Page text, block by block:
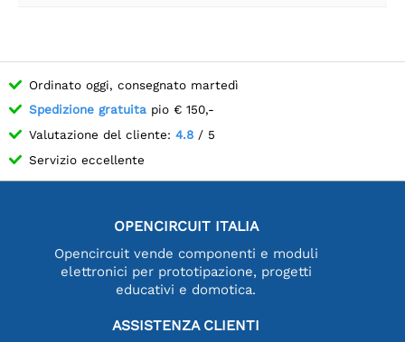
Ordinato oggi, consegnato martedì
Spedizione gratuita pio € 150,-
Valutazione del cliente: 4.8 / 5
Servizio eccellente
OPENCIRCUIT ITALIA
Opencircuit vende componenti e moduli
elettronici per prototipazione, progetti
educativi e domotica.
ASSISTENZA CLIENTI